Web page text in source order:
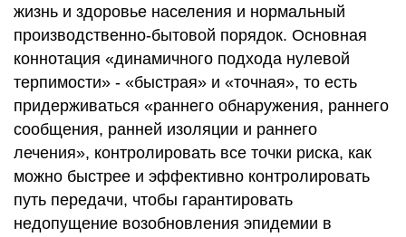
жизнь и здоровье населения и нормальный
производственно-бытовой порядок. Основная
коннотация «динамичного подхода нулевой
терпимости» - «быстрая» и «точная», то есть
придерживаться «раннего обнаружения, раннего
сообщения, ранней изоляции и раннего
лечения», контролировать все точки риска, как
можно быстрее и эффективно контролировать
путь передачи, чтобы гарантировать
недопущение возобновления эпидемии в